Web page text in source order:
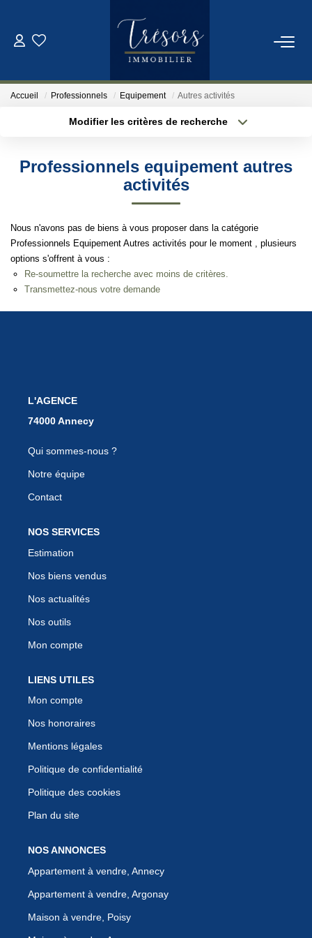
Qui Sommes-Nous
Accueil Professionnels Equipement Autres activités
Modifier les critères de recherche
Budget max
Professionnels equipement autres
activités
Nous n'avons pas de biens à vous proposer dans la catégorie
Professionnels Equipement Autres activités pour le moment , plusieurs
options s'offrent à vous :
Re-soumettre la recherche avec moins de critères.
Transmettez-nous votre demande
L'AGENCE
Qui sommes-nous ?
Notre équipe
Contact
NOS SERVICES
Estimation
Nos biens vendus
Nos actualités
Nos outils
Mon compte
LIENS UTILES
Mon compte
Nos honoraires
Mentions légales
Politique de confidentialité
Politique des cookies
Plan du site
NOS ANNONCES
Appartement à vendre, Annecy
Appartement à vendre, Argonay
Maison à vendre, Poisy